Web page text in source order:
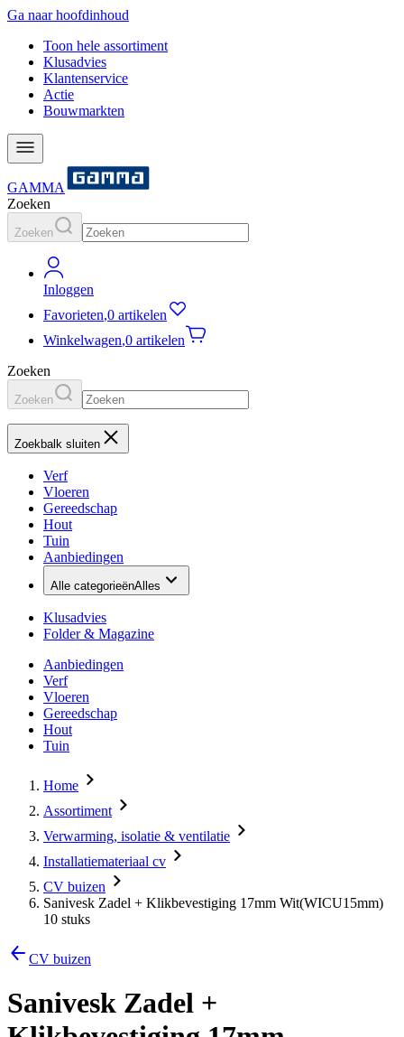
Ga naar hoofdinhoud
Toon hele assortiment
Klusadvies
Klantenservice
Actie
Bouwmarkten
GAMMA
Zoeken
Zoeken
Inloggen
Favorieten,0 artikelen
Winkelwagen,0 artikelen
Zoeken
Zoeken
Zoekbalk sluiten
Verf
Vloeren
Gereedschap
Hout
Tuin
Aanbiedingen
Alle categorieënAlles
Klusadvies
Folder & Magazine
Aanbiedingen
Verf
Vloeren
Gereedschap
Hout
Tuin
Home
Assortiment
Verwarming, isolatie & ventilatie
Installatiemateriaal cv
CV buizen
Sanivesk Zadel + Klikbevestiging 17mm Wit(WICU15mm)
10 stuks
CV buizen
Sanivesk Zadel +